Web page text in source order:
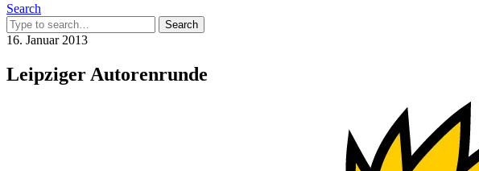
Search
Search
for:
16. Januar 2013
Leipziger Autorenrunde